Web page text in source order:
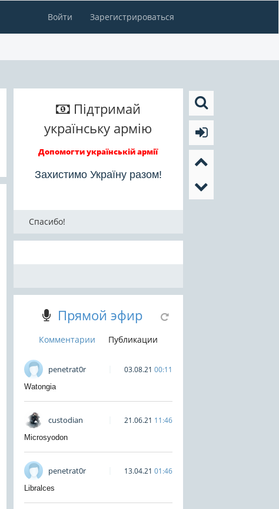
Войти Зарегистрироваться
Підтримай
українську армію
Допомогти українській армії
Захистимо Україну разом!
Спасибо!
Прямой эфир
Комментарии Публикации
penetrat0r 03.08.21 00:11
Watongia
custodian 21.06.21 11:46
Microsyodon
penetrat0r 13.04.21 01:46
Libralces